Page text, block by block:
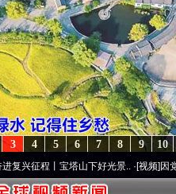
10
9
8
7
6
5
4
3
宝塔山下好光景..·[视频]因党而生 为党